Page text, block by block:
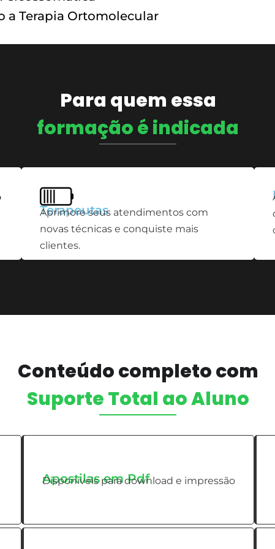
a Terapia Ortomolecular
Para quem essa
formação é indicada
Terapeutas
Aprimore seus atendimentos com
novas técnicas e conquiste mais
clientes.
Conteúdo completo com
Suporte Total ao Aluno
Apostilas em Pdf
Disponíveis para download e impressão